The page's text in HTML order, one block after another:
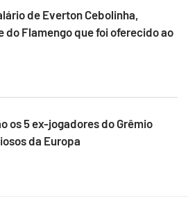
de Everton Cebolinha,
do Flamengo que foi oferecido ao
os 5 ex-jogadores do Grêmio
da Europa